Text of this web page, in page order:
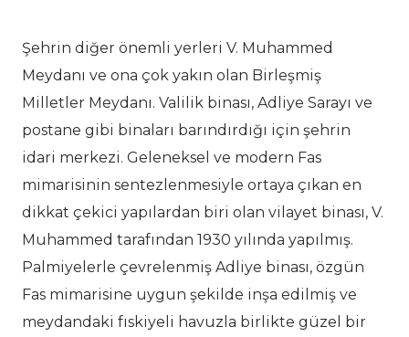
Şehrin diğer önemli yerleri V. Muhammed
Meydanı ve ona çok yakın olan Birleşmiş
Milletler Meydanı. Valilik binası, Adliye Sarayı ve
postane gibi binaları barındırdığı için şehrin
idari merkezi. Geleneksel ve modern Fas
mimarisinin sentezlenmesiyle ortaya çıkan en
dikkat çekici yapılardan biri olan vilayet binası, V.
Muhammed tarafından 1930 yılında yapılmış.
Palmiyelerle çevrelenmiş Adliye binası, özgün
Fas mimarisine uygun şekilde inşa edilmiş ve
meydandaki fıskiyeli havuzla birlikte güzel bir